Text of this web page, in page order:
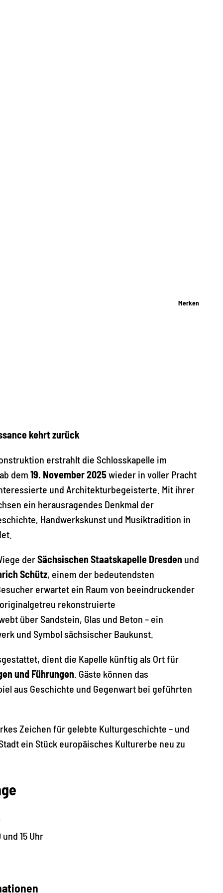
Merken
kehrt zurück
erstrahlt die Schlosskapelle im
dem 19. November 2025wieder in voller Pracht
und Architekturbegeisterte. Mit ihrer
ein herausragendes Denkmal der
Handwerkskunst und Musiktradition in
derSächsischen Staatskapelle Dresden und
Schütz, einem der bedeutendsten
erwartet ein Raum von beeindruckender
rekonstruierte
über Sandstein, Glas und Beton – ein
und Symbol sächsischer Baukunst.
dient die Kapelle künftig als Ort für
und Führungen . Gäste können das
aus Geschichte und Gegenwart bei geführten
Zeichen für gelebte Kulturgeschichte – und
ein Stück europäisches Kulturerbe neu zu
15 Uhr